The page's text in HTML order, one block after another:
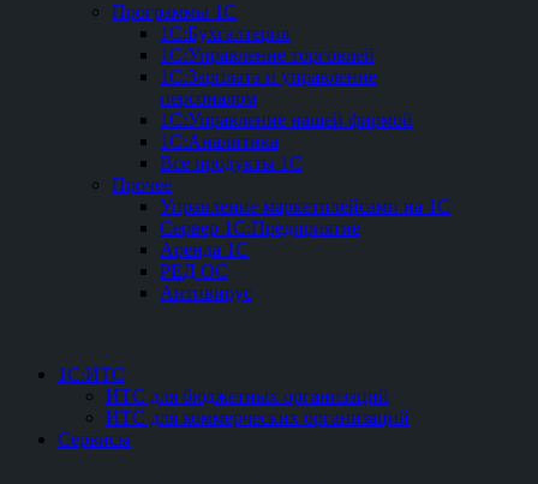
Программы 1С
1С:Бухгалтерия
1С:Управление торговлей
1С:Зарплата и управление
персоналом
1С:Управление нашей фирмой
1С:Аналитика
Все продукты 1С
Прочее
Управление маркетплейсами на 1С
Сервер 1С:Предприятие
Аренда 1С
РЕД ОС
Антивирус
1С:ИТС
ИТС для бюджетных организаций
ИТС для коммерческих организаций
Сервисы